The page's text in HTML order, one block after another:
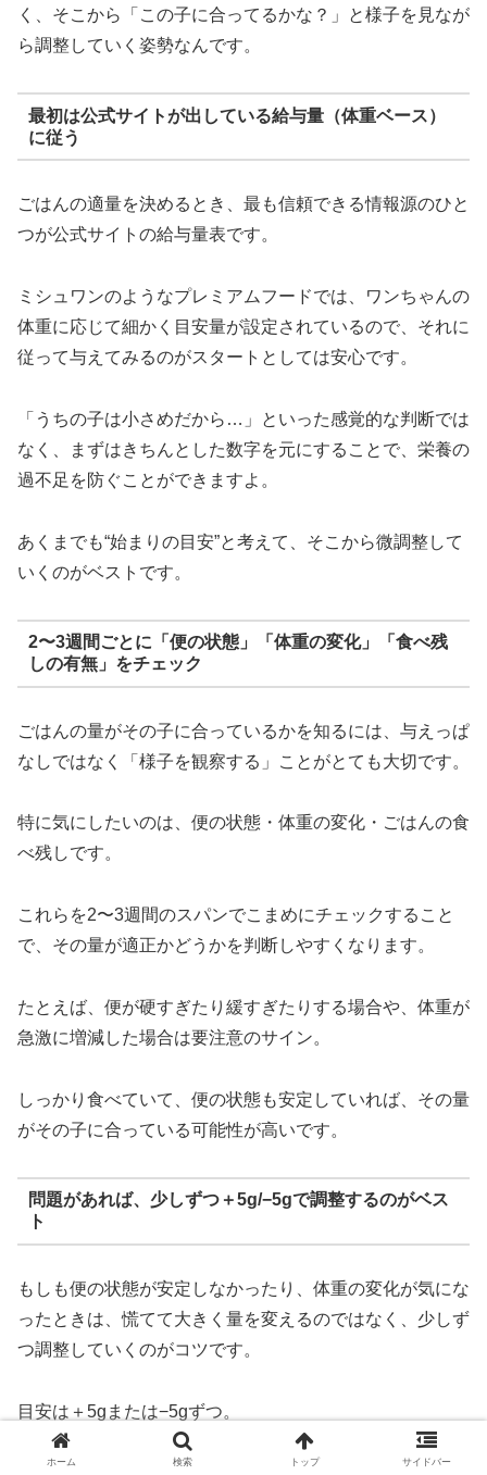
く、そこから「この子に合ってるかな？」と様子を見なが
ら調整していく姿勢なんです。
最初は公式サイトが出している給与量（体重ベース）
に従う
ごはんの適量を決めるとき、最も信頼できる情報源のひと
つが公式サイトの給与量表です。
ミシュワンのようなプレミアムフードでは、ワンちゃんの
体重に応じて細かく目安量が設定されているので、それに
従って与えてみるのがスタートとしては安心です。
「うちの子は小さめだから…」といった感覚的な判断では
なく、まずはきちんとした数字を元にすることで、栄養の
過不足を防ぐことができますよ。
あくまでも“始まりの目安”と考えて、そこから微調整して
いくのがベストです。
2〜3週間ごとに「便の状態」「体重の変化」「食べ残
しの有無」をチェック
ごはんの量がその子に合っているかを知るには、与えっぱ
なしではなく「様子を観察する」ことがとても大切です。
特に気にしたいのは、便の状態・体重の変化・ごはんの食
べ残しです。
これらを2〜3週間のスパンでこまめにチェックすること
で、その量が適正かどうかを判断しやすくなります。
たとえば、便が硬すぎたり緩すぎたりする場合や、体重が
急激に増減した場合は要注意のサイン。
しっかり食べていて、便の状態も安定していれば、その量
がその子に合っている可能性が高いです。
問題があれば、少しずつ＋5g/−5gで調整するのがベス
ト
もしも便の状態が安定しなかったり、体重の変化が気にな
ったときは、慌てて大きく量を変えるのではなく、少しず
つ調整していくのがコツです。
目安は＋5gまたは−5gずつ。
ホーム 検索 トップ サイドバー